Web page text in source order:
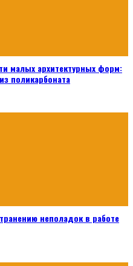
малых архитектурных форм:
поликарбоната
неполадок в работе